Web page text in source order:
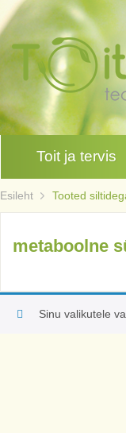
Toit ja tervis
Esileht Tooted
metaboolne
Sinu valikutele